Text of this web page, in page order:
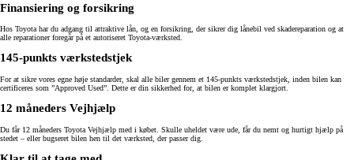
Finansiering og forsikring
Hos Toyota har du adgang til attraktive lån, og en forsikring, der sikrer dig lånebil ved skadereparation og at
alle reparationer foregår på et autoriseret Toyota-værksted.
145-punkts værkstedstjek
For at sikre vores egne høje standarder, skal alle biler gennem et 145-punkts værkstedstjek, inden bilen kan
certificeres som ”Approved Used”. Dette er din sikkerhed for, at bilen er komplet klargjort.
12 måneders Vejhjælp
Du får 12 måneders Toyota Vejhjælp med i købet. Skulle uheldet være ude, får du nemt og hurtigt hjælp på
stedet – eller bugseret bilen hen til det værksted, der passer dig.